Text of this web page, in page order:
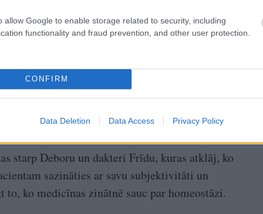
allow Google to enable storage related to security, including
functionality and fraud prevention, and other user protection.
CONFIRM
Data Deletion Data Access Privacy Policy
starp Deboru un dakteri Frīdu, kuras atklāj, ko
sazināties ar savu subjektivitāti un
to, ko medicīnas zinātnē sauc par homeostāzi.